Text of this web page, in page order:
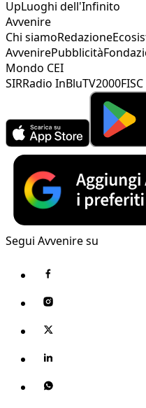
UpLuoghi dell'Infinito
Avvenire
Chi siamoRedazione
AvvenirePubblicità
Mondo CEI
SIRRadio InBluTV2000FISC
Segui Avvenire su